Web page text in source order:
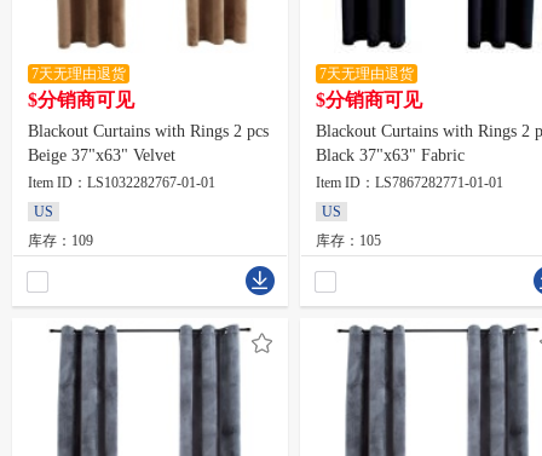
7天无理由退货
$分销商可见
Blackout Curtains with Rings 2 pcs
Beige 37"x63" Velvet
Item ID：LS1032282767-01-01
US
库存：109
7天无理由退货
$分销商可见
Blackout Curtains with Rings 2
Black 37"x63" Fabric
Item ID：LS7867282771-01-01
US
库存：105